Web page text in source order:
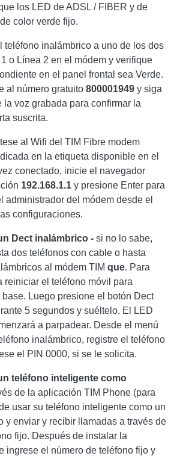
los LED de ADSL / FIBER y de
color verde fijo.
teléfono inalámbrico a uno de los dos
o Línea 2 en el módem y verifique
en el panel frontal sea Verde.
al número gratuito 800001949 y siga
la voz grabada para confirmar la
suscrita.
al Wifi del TIM Fibre modem
en la etiqueta disponible en el
conectado, inicie el navegador
192.168.1.1 y presione Enter para
administrador del módem desde el
configuraciones.
Dect inalámbrico - si no lo sabe,
dos teléfonos con cable o hasta
al módem TIM que. Para
reiniciar el teléfono móvil para
Luego presione el botón Dect
5 segundos y suéltelo. El LED
a parpadear. Desde el menú
inalámbrico, registre el teléfono
el PIN 0000, si se le solicita.
teléfono inteligente como
de la aplicación TIM Phone (para
usar su teléfono inteligente como un
y enviar y recibir llamadas a través de
fijo. Después de instalar la
ingrese el número de teléfono fijo y